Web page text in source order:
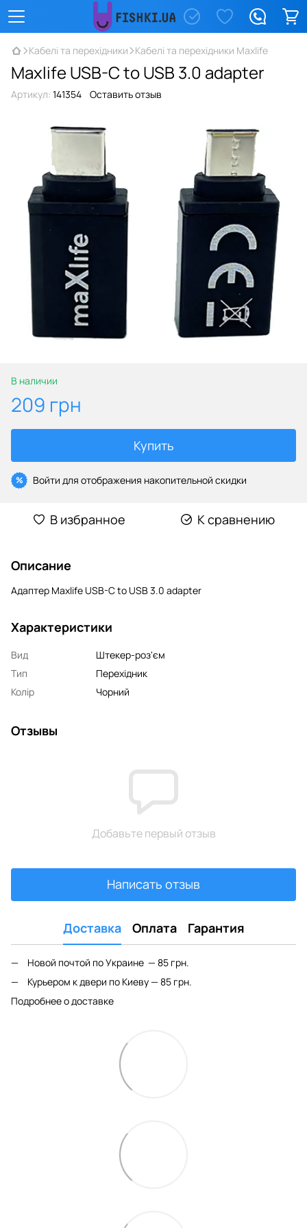
Кабелі та перехідники Кабелі та перехідники Maxlife
Maxlife USB-C to USB 3.0 adapter
Артикул: 141354 Оставить отзыв
В наличии
209 грн
Купить
% Войти для отображения накопительной скидки
В избранное К сравнению
Описание
Адаптер Maxlife USB-C to USB 3.0 adapter
Характеристики
Вид
Штекер-роз'єм
Тип
Перехідник
Колір
Чорний
Отзывы
Добавьте первый отзыв
Написать отзыв
Доставка Оплата Гарантия
Новой почтой по Украине — 85 грн.
Курьером к двери по Киеву — 85 грн.
Подробнее о доставке